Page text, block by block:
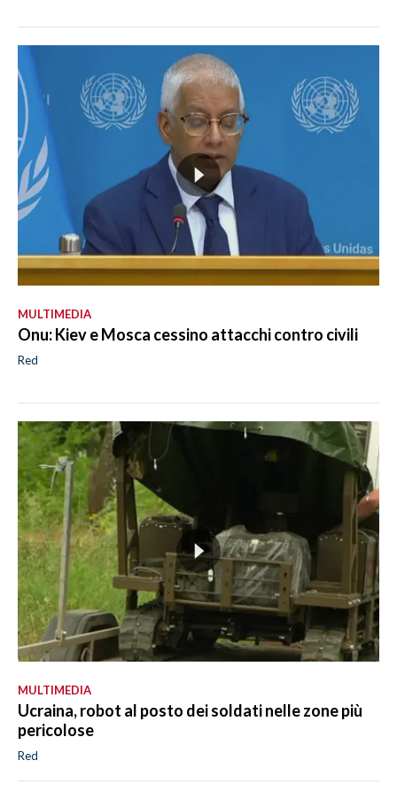
MULTIMEDIA
Onu: Kiev e Mosca cessino attacchi contro civili
Red
MULTIMEDIA
Ucraina, robot al posto dei soldati nelle zone più
pericolose
Red